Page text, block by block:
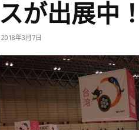
スが出展中！
2018年3月7日